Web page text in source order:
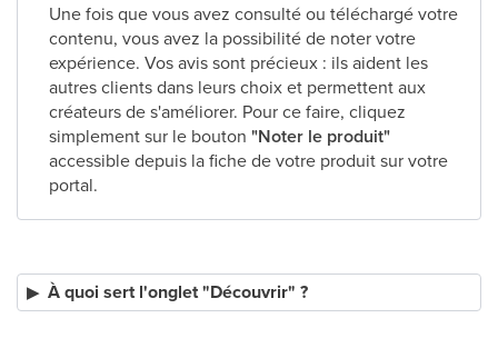
Une fois que vous avez consulté ou téléchargé votre
contenu, vous avez la possibilité de noter votre
expérience. Vos avis sont précieux : ils aident les
autres clients dans leurs choix et permettent aux
créateurs de s'améliorer. Pour ce faire, cliquez
simplement sur le bouton "Noter le produit"
accessible depuis la fiche de votre produit sur votre
portal.
À quoi sert l'onglet "Découvrir" ?